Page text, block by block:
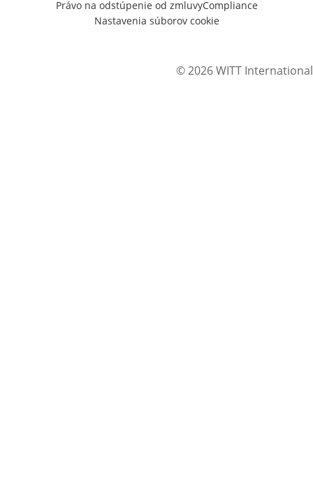
Právo na odstúpenie od zmluvyCompliance
Nastavenia súborov cookie
© 2026 WITT International